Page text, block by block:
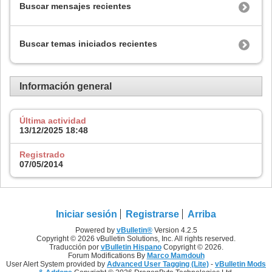
Buscar mensajes recientes
Buscar temas iniciados recientes
Información general
Última actividad
13/12/2025 18:48
Registrado
07/05/2014
Iniciar sesión Registrarse Arriba
Powered by vBulletin®Version 4.2.5
Copyright © 2026 vBulletin Solutions, Inc. All rights reserved.
Traducción por vBulletin HispanoCopyright © 2026.
Forum Modifications By Marco Mamdouh
User Alert System provided by Advanced User Tagging (Lite) - vBulletin Mods